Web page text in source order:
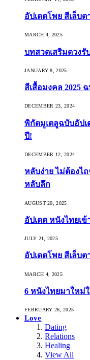
อัปเดตโพย สีเล็บต
MARCH 4, 2025
บทสวดเสริมดวง
JANUARY 8, 2025
สีเสื้อมงคล 2025
DECEMBER 23, 2024
พิกัดมูเตลูฉบับอัปเ
ปี!
DECEMBER 12, 2024
หลับง่าย ไม่ต้องไ
หลับลึก
AUGUST 20, 2025
อัปเดต หนังไทยเข้
JULY 21, 2025
อัปเดตโพย สีเล็บต
MARCH 4, 2025
6 หนังไทยมาใหม่ใ
FEBRUARY 26, 2025
Love
Dating
Relations
Healing
View All